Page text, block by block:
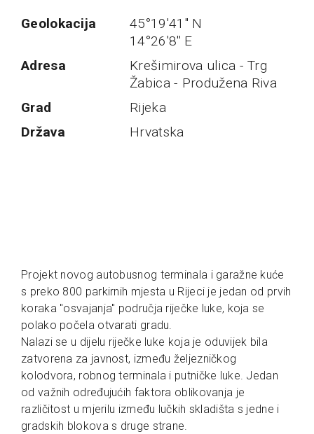
Geolokacija
45°19'41'' N
14°26'8'' E
Adresa
Krešimirova ulica - Trg
Žabica - Produžena Riva
Grad
Rijeka
Država
Hrvatska
Projekt novog autobusnog terminala i garažne kuće
s preko 800 parkirnih mjesta u Rijeci je jedan od prvih
koraka "osvajanja" područja riječke luke, koja se
polako počela otvarati gradu.
Nalazi se u dijelu riječke luke koja je oduvijek bila
zatvorena za javnost, između željezničkog
kolodvora, robnog terminala i putničke luke. Jedan
od važnih određujućih faktora oblikovanja je
različitost u mjerilu između lučkih skladišta s jedne i
gradskih blokova s druge strane.